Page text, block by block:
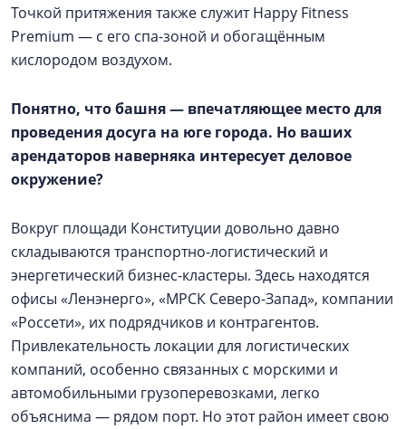
Точкой притяжения также служит Happy Fitness
Premium — ​с его спа-зоной и обогащённым
кислородом воздухом.
Понятно, что башня — ​впечатляющее место для
проведения досуга на юге города. Но ваших
арендаторов наверняка интересует деловое
окружение?
Вокруг площади Конституции довольно давно
складываются транспортно-логистический и
энергетический бизнес-кластеры. Здесь находятся
офисы «Ленэнерго», «МРСК Северо-Запад», компании
«Россети», их подрядчиков и контрагентов.
Привлекательность локации для логистических
компаний, особенно связанных с морскими и
автомобильными грузоперевозками, легко
объяснима — ​рядом порт. Но этот район имеет свою